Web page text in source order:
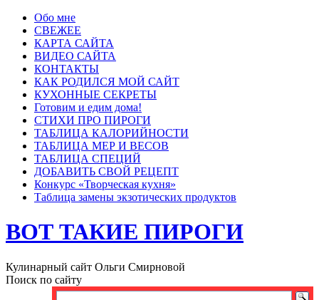
Обо мне
СВЕЖЕЕ
КАРТА САЙТА
ВИДЕО САЙТА
КОНТАКТЫ
КАК РОДИЛСЯ МОЙ САЙТ
КУХОННЫЕ СЕКРЕТЫ
Готовим и едим дома!
СТИХИ ПРО ПИРОГИ
ТАБЛИЦА КАЛОРИЙНОСТИ
ТАБЛИЦА МЕР И ВЕСОВ
ТАБЛИЦА СПЕЦИЙ
ДОБАВИТЬ СВОЙ РЕЦЕПТ
Конкурс «Творческая кухня»
Таблица замены экзотических продуктов
ВОТ ТАКИЕ ПИРОГИ
Кулинарный сайт Ольги Смирновой
Поиск по сайту